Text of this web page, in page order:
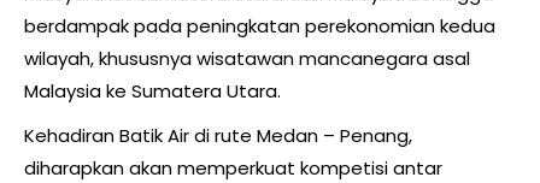
berdampak pada peningkatan perekonomian kedua
wilayah, khususnya wisatawan mancanegara asal
Malaysia ke Sumatera Utara.
Kehadiran Batik Air di rute Medan – Penang,
diharapkan akan memperkuat kompetisi antar